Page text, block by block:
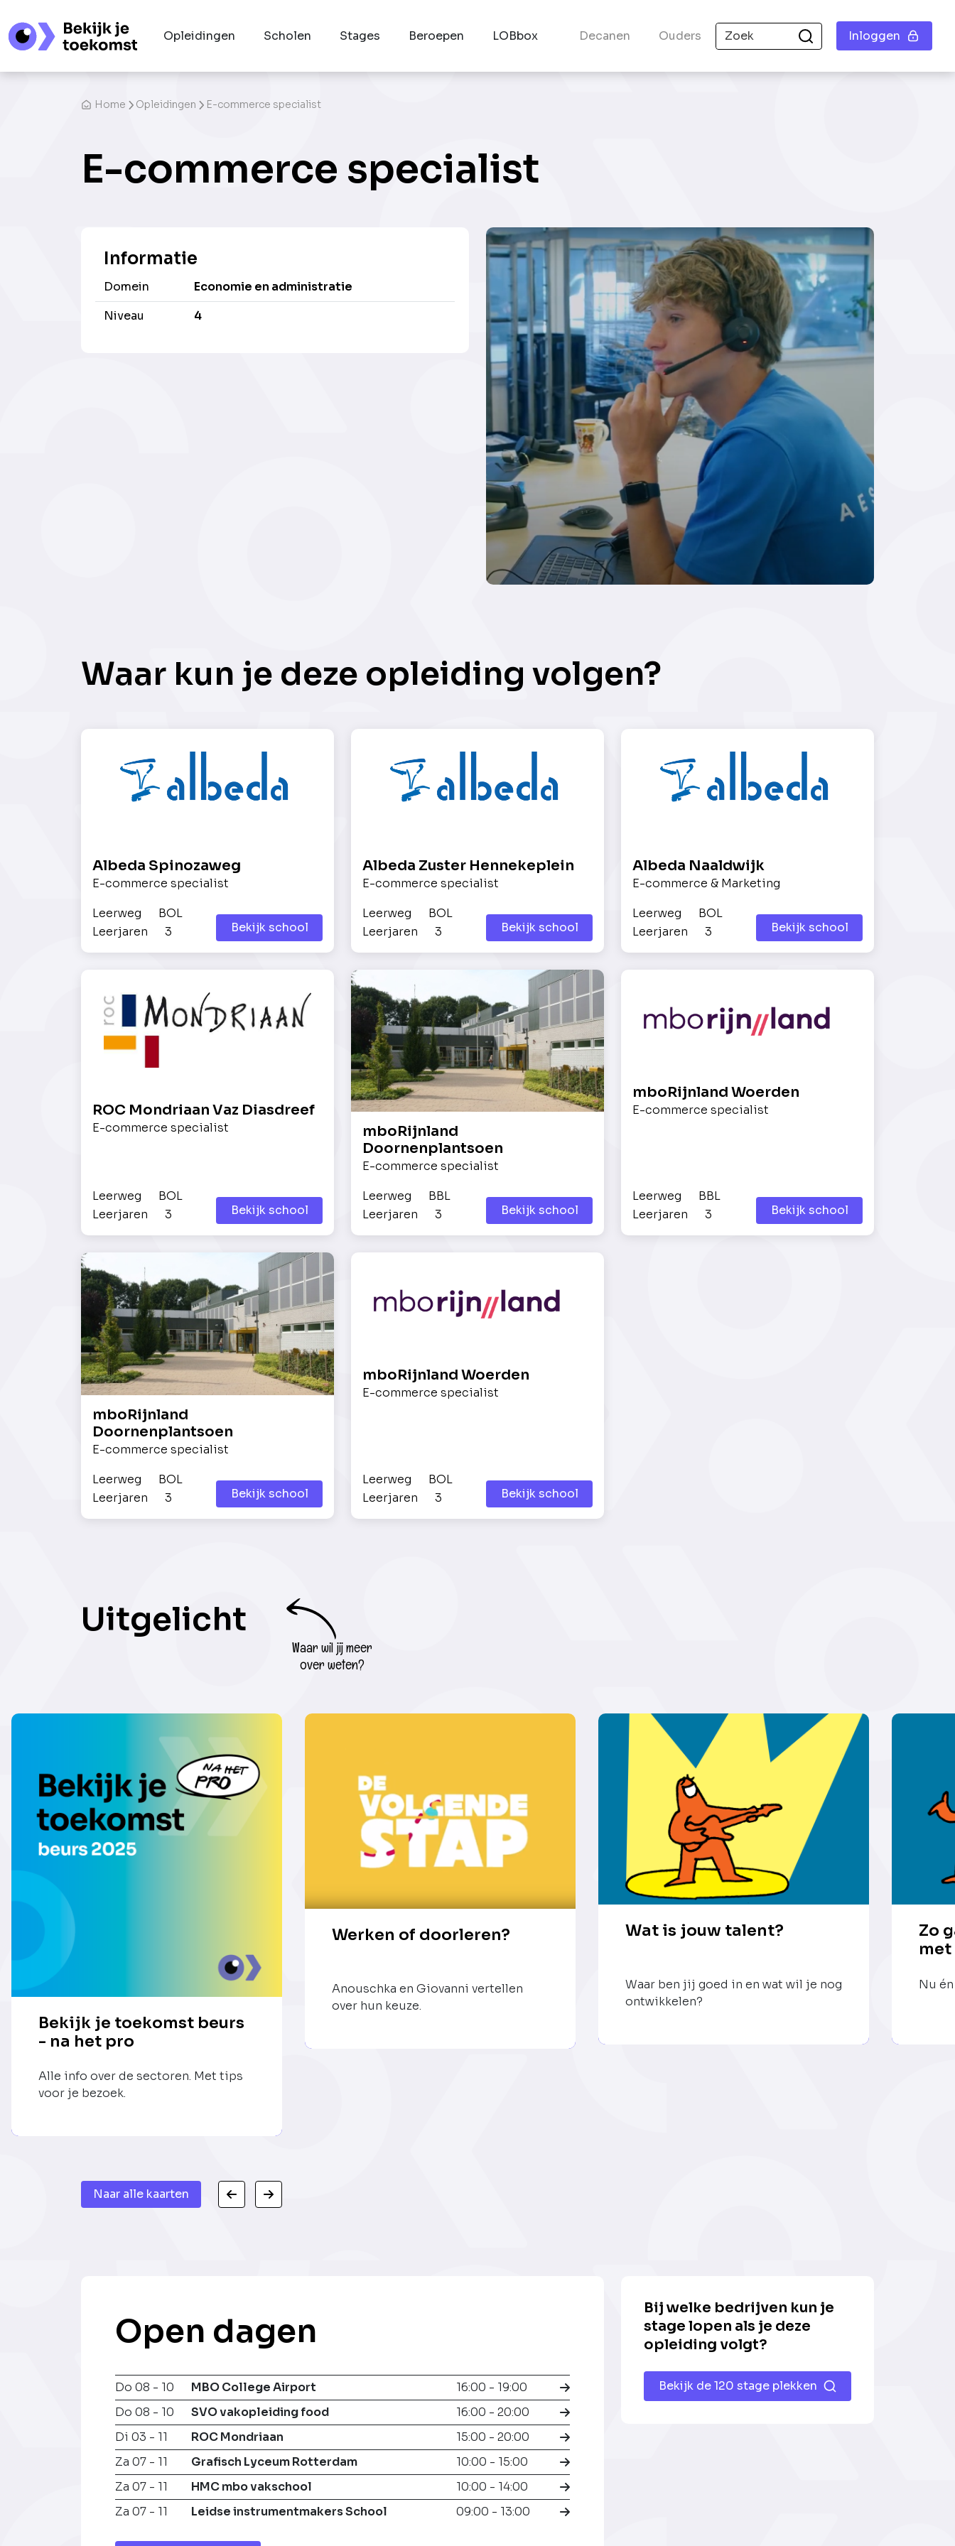
Opleidingen Scholen Stages Beroepen LOBbox Decanen Ouders Inloggen
Home Opleidingen E-commerce specialist
E-commerce specialist
Informatie
Domein
Economie en administratie
Niveau
4
Waar kun je deze opleiding volgen?
Albeda Spinozaweg
E-commerce specialist
Leerweg
BOL
Leerjaren
3 Bekijk school
Albeda Zuster Hennekeplein
E-commerce specialist
Leerweg
BOL
Leerjaren
3 Bekijk school
Albeda Naaldwijk
E-commerce & Marketing
Leerweg
BOL
Leerjaren
3 Bekijk school
ROC Mondriaan Vaz Diasdreef
E-commerce specialist
Leerweg
BOL
Leerjaren
3 Bekijk school
mboRijnland
Doornenplantsoen
E-commerce specialist
Leerweg
BBL
Leerjaren
3 Bekijk school
mboRijnland Woerden
E-commerce specialist
Leerweg
BBL
Leerjaren
3 Bekijk school
mboRijnland
Doornenplantsoen
E-commerce specialist
Leerweg
BOL
Leerjaren
3 Bekijk school
mboRijnland Woerden
E-commerce specialist
Leerweg
BOL
Leerjaren
3 Bekijk school
Uitgelicht
Waar wil jij meer
over weten?
Bekijk je toekomst beurs
- na het pro
Alle info over de sectoren. Met tips
voor je bezoek.
Werken of doorleren?
Anouschka en Giovanni vertellen
over hun keuze.
Wat is jouw talent?
Waar ben jij goed in en wat wil je nog
ontwikkelen?
Zo
Nu
Naar alle kaarten
Open dagen
Do 08 - 10 MBO College Airport
16:00 - 19:00
Do 08 - 10
SVO vakopleiding food
16:00 - 20:00
Di 03 - 11
ROC Mondriaan
15:00 - 20:00
Za 07 - 11
Grafisch Lyceum Rotterdam
10:00 - 15:00
Za 07 - 11
HMC mbo vakschool
10:00 - 14:00
Za 07 - 11
Leidse instrumentmakers School 09:00 - 13:00
Bij welke bedrijven kun je
stage lopen als je deze
opleiding volgt?
Bekijk de 120 stage plekken